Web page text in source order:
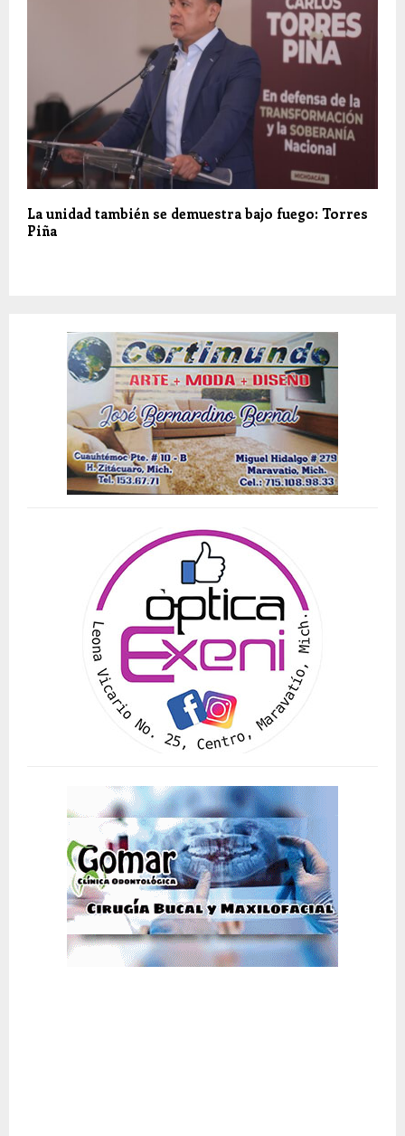
La unidad también se demuestra bajo fuego: Torres
Piña